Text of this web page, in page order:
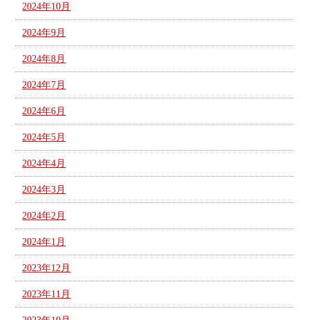
2024年10月
2024年9月
2024年8月
2024年7月
2024年6月
2024年5月
2024年4月
2024年3月
2024年2月
2024年1月
2023年12月
2023年11月